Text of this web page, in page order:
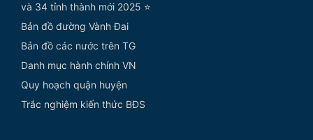
và 34 tỉnh thành mới 2025 ⭐
Bản đồ đường Vành Đai
Bản đồ các nước trên TG
Danh mục hành chính VN
Quy hoạch quận huyện
Trắc nghiệm kiến thức BĐS